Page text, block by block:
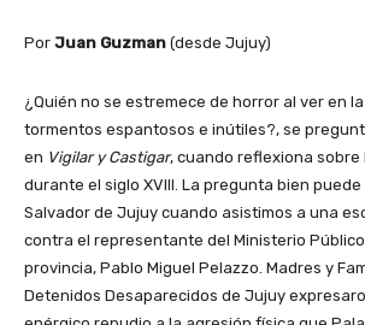
Por Juan Guzman (desde Jujuy)
¿Quién no se estremece de horror al ver en
tormentos espantosos e inútiles?, se
en Vigilar y Castigar, cuando reflexiona sobre
durante el siglo XVIII. La pregunta bien
Salvador de Jujuy cuando asistimos a una
contra el representante del Ministerio Público
provincia, Pablo Miguel Pelazzo. Madres y
Detenidos Desaparecidos de Jujuy